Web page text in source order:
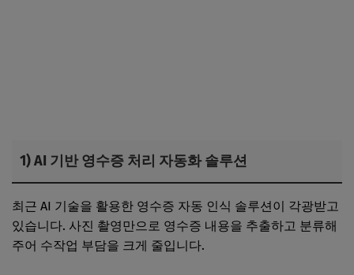
1) AI 기반 영수증 처리 자동화 솔루션
최근 AI 기술을 활용한 영수증 자동 인식 솔루션이 각광받고
있습니다. 사진 촬영만으로 영수증 내용을 추출하고 분류해
주어 수작업 부담을 크게 줄입니다.